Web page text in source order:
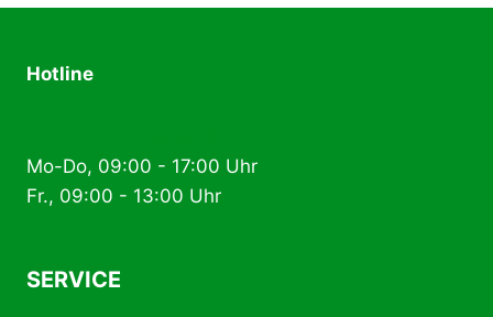
Hotline
Mo-Do, 09:00 - 17:00 Uhr
Fr., 09:00 - 13:00 Uhr
SERVICE